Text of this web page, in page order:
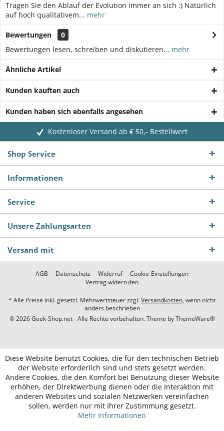
Tragen Sie den Ablauf der Evolution immer an sich :) Natürlich
auf hoch qualitativem... mehr
Bewertungen
0
Bewertungen lesen, schreiben und diskutieren... mehr
Ähnliche Artikel
Kunden kauften auch
Kunden haben sich ebenfalls angesehen
Kostenloser Versand ab € 50,- Bestellwert
Shop Service
Informationen
Service
Unsere Zahlungsarten
Versand mit
AGB Datenschutz Widerruf
Cookie-Einstellungen
Vertrag widerrufen
* Alle Preise inkl. gesetzl. Mehrwertsteuer zzgl.Versandkosten, wenn nicht
anders beschrieben
© 2026 Geek-Shop.net - Alle Rechte vorbehalten. Theme byThemeWare®
Diese Website benutzt Cookies, die für den technischen Betrieb
der Website erforderlich sind und stets gesetzt werden.
Andere Cookies, die den Komfort bei Benutzung dieser Website
erhöhen, der Direktwerbung dienen oder die Interaktion mit
anderen Websites und sozialen Netzwerken vereinfachen
sollen, werden nur mit Ihrer Zustimmung gesetzt.
Mehr Informationen